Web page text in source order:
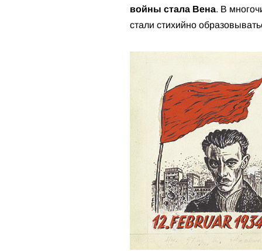
войны стала Вена. В
стали стихийно